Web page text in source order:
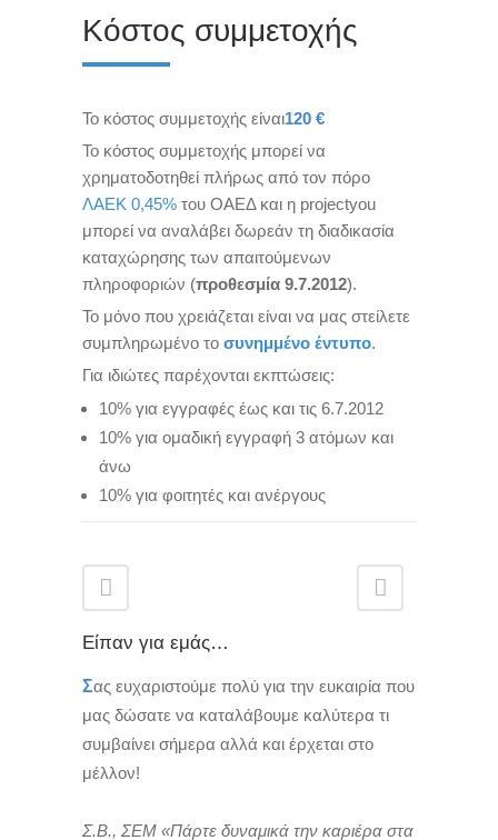
Κόστος συμμετοχής
Το κόστος συμμετοχής είναι120 €
Το κόστος συμμετοχής μπορεί να
χρηματοδοτηθεί πλήρως από τον πόρο
ΛΑΕΚ 0,45% του ΟΑΕΔ και η projectyou
μπορεί να αναλάβει δωρεάν τη διαδικασία
καταχώρησης των απαιτούμενων
πληροφοριών (προθεσμία 9.7.2012).
Το μόνο που χρειάζεται είναι να μας στείλετε
συμπληρωμένο το συνημμένο έντυπο.
Για ιδιώτες παρέχονται εκπτώσεις:
10% για εγγραφές έως και τις 6.7.2012
10% για ομαδική εγγραφή 3 ατόμων και
άνω
10% για φοιτητές και ανέργους
Είπαν για εμάς…
Σας ευχαριστούμε πολύ για την ευκαιρία που
μας δώσατε να καταλάβουμε καλύτερα τι
συμβαίνει σήμερα αλλά και έρχεται στο
μέλλον!
Σ.Β., ΣΕΜ «Πάρτε δυναμικά την καριέρα στα